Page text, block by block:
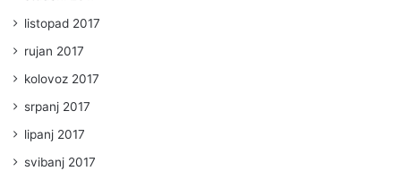
listopad 2017
rujan 2017
kolovoz 2017
srpanj 2017
lipanj 2017
svibanj 2017